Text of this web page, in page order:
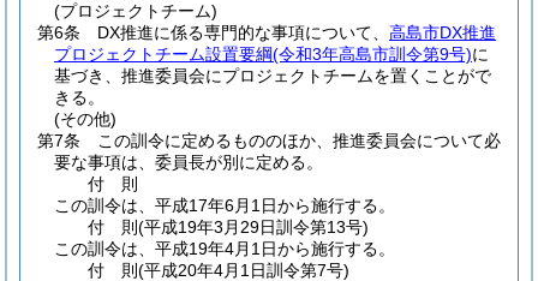
(プロジェクトチーム)
第6条
DX推進に係る専門的な事項について、 高島市DX推進
プロジェクトチーム設置要綱(令和3年高島市訓令第9号)に
基づき、推進委員会にプロジェクトチームを置くことがで
きる。
(その他)
第7条
この訓令に定めるもののほか、推進委員会について必
要な事項は、委員長が別に定める。
付 則
この訓令は、平成17年6月1日から施行する。
付 則(平成19年3月29日訓令第13号)
この訓令は、平成19年4月1日から施行する。
付 則(平成20年4月1日訓令第7号)